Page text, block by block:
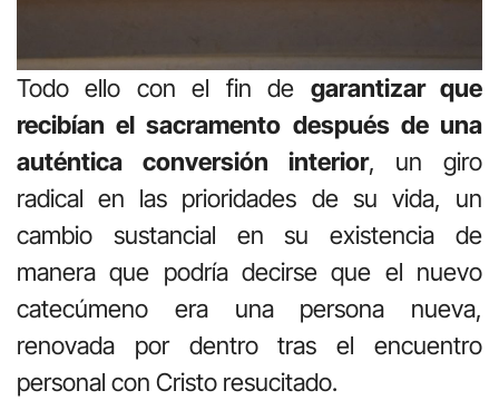
Todo ello con el fin de garantizar que
recibían el sacramento después de una
auténtica conversión interior, un giro
radical en las prioridades de su vida, un
cambio sustancial en su existencia de
manera que podría decirse que el nuevo
catecúmeno era una persona nueva,
renovada por dentro tras el encuentro
personal con Cristo resucitado.